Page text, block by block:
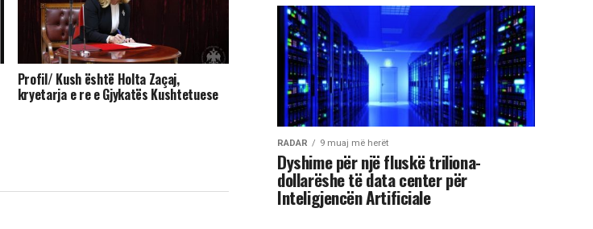
Profil/ Kush është Holta Zaçaj,
kryetarja e re e Gjykatës Kushtetuese
RADAR 9 muaj më herët
Dyshime për një fluskë triliona-
dollarëshe të data center për
Inteligjencën Artificiale